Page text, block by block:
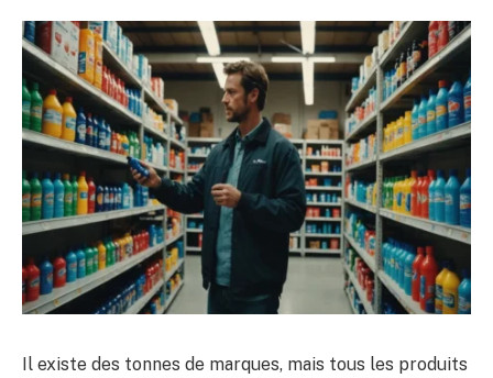
Il existe des tonnes de marques, mais tous les produits